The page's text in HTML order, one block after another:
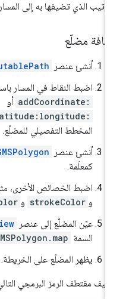
الذي تضيفها به إلى المسار.
مضلّع
أنشئ عنصر
اضبط النقاط في المسار
addCoordinate: أو
المخطط التفصيلي للمضلّع.
أنشئ عنصر GMSPolygon
كمعلَمة.
اضبط الخصائص الأخرى، مثل
strokeColor و
عيِّن المضلّع إلى عنصر
السمة GMSPolygon.map
.
يظهر المضلّع على الخريطة.
مقتطف الرمز البرمجي التالي